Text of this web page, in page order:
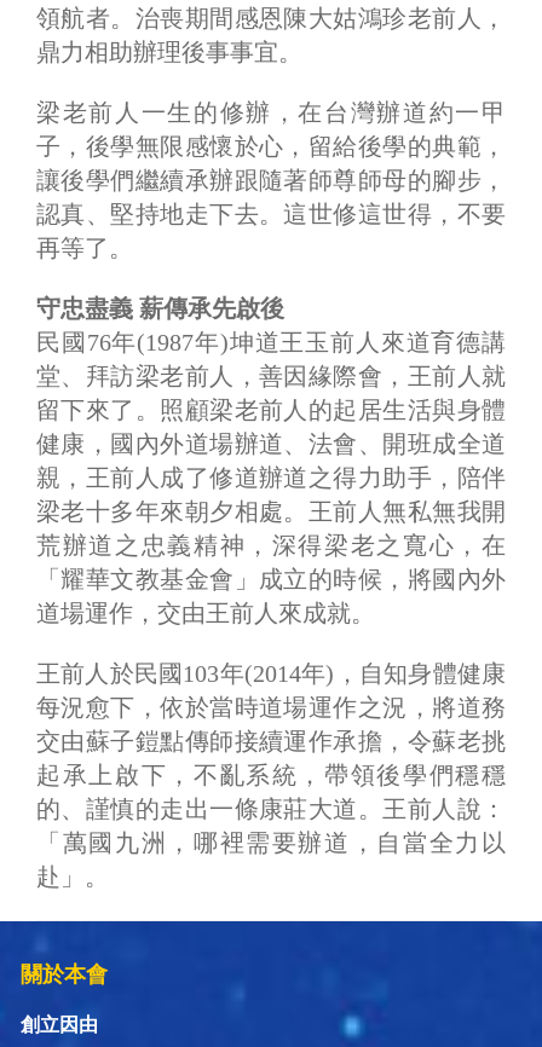
領航者。治喪期間感恩陳大姑鴻珍老前人，
鼎力相助辦理後事事宜。
梁老前人一生的修辦，在台灣辦道約一甲
子，後學無限感懷於心，留給後學的典範，
讓後學們繼續承辦跟隨著師尊師母的腳步，
認真、堅持地走下去。這世修這世得，不要
再等了。
守忠盡義 薪傳承先啟後
民國76年(1987年)坤道王玉前人來道育德講
堂、拜訪梁老前人，善因緣際會，王前人就
留下來了。照顧梁老前人的起居生活與身體
健康，國內外道場辦道、法會、開班成全道
親，王前人成了修道辦道之得力助手，陪伴
梁老十多年來朝夕相處。王前人無私無我開
荒辦道之忠義精神，深得梁老之寬心，在
「耀華文教基金會」成立的時候，將國內外
道場運作，交由王前人來成就。
王前人於民國103年(2014年)，自知身體健康
每況愈下，依於當時道場運作之況，將道務
交由蘇子鎧點傳師接續運作承擔，令蘇老挑
起承上啟下，不亂系統，帶領後學們穩穩
的、謹慎的走出一條康莊大道。王前人說：
「萬國九洲，哪裡需要辦道，自當全力以
赴」。
關於本會
創立因由